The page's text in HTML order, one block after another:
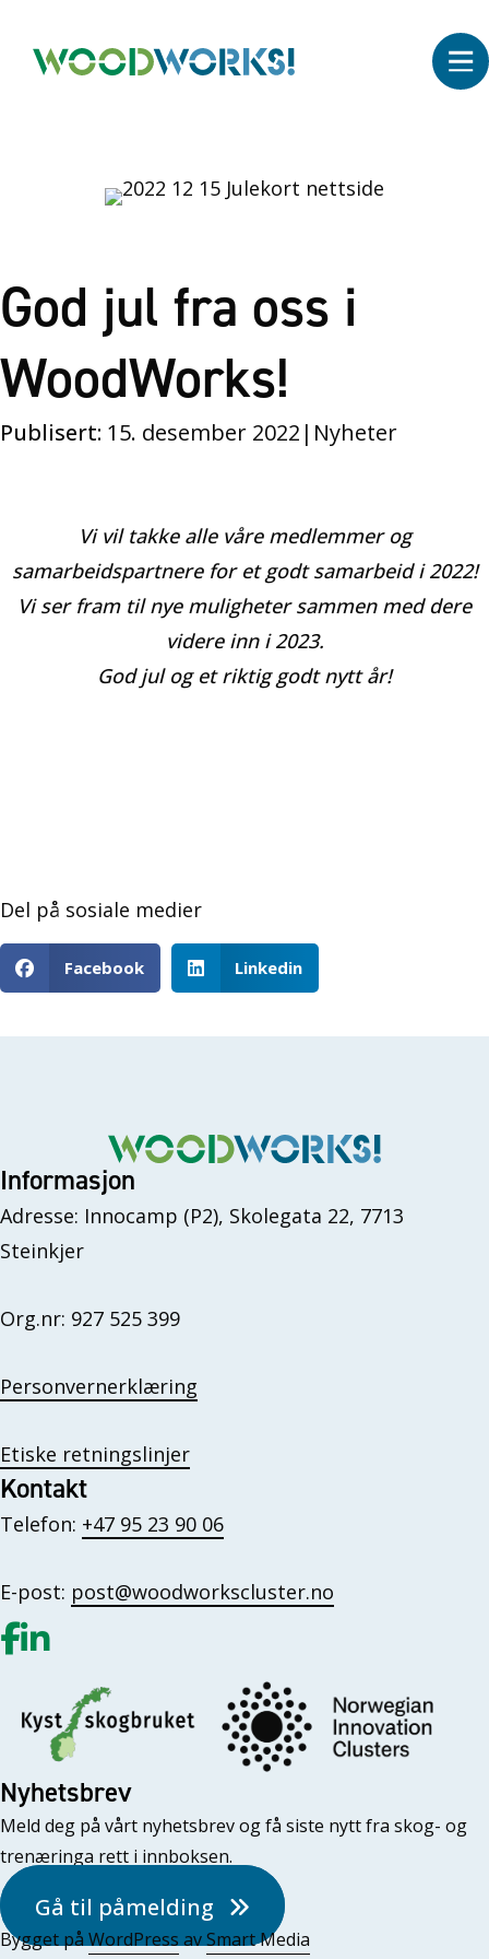
God jul fra oss i
WoodWorks!
Publisert: 15. desember 2022 | Nyheter
Vi vil takke alle våre medlemmer og
samarbeidspartnere for et godt samarbeid i 2022!
Vi ser fram til nye muligheter sammen med dere
videre inn i 2023.
God jul og et riktig godt nytt år!
Del på sosiale medier
Facebook Linkedin
Informasjon
Adresse: Innocamp (P2), Skolegata 22, 7713
Steinkjer
Org.nr: 927 525 399
Personvernerklæring
Etiske retningslinjer
Kontakt
Telefon: +47 95 23 90 06
E-post: post@woodworkscluster.no
Gå til vår Facebook
Gå til vår LinkedIn
Nyhetsbrev
Meld deg på vårt nyhetsbrev og få siste nytt fra skog- og
trenæringa rett i innboksen.
Gå til påmelding
Bygget på WordPress avSmart Media